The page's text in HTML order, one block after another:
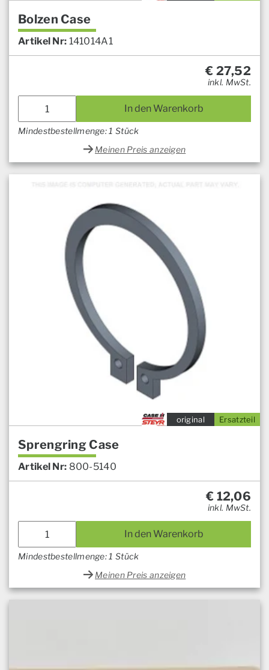
Bolzen Case
Artikel Nr: 141014A1
€ 27,52
inkl. MwSt.
In den Warenkorb
Mindestbestellmenge: 1 Stück
Meinen Preis anzeigen
Ersatzteil
original
Sprengring Case
Artikel Nr: 800-5140
€ 12,06
inkl. MwSt.
In den Warenkorb
Mindestbestellmenge: 1 Stück
Meinen Preis anzeigen